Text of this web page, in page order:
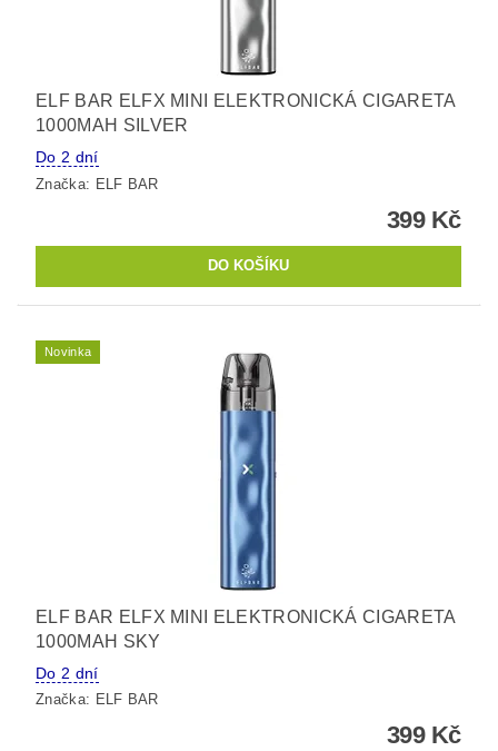
ELF BAR ELFX MINI ELEKTRONICKÁ CIGARETA
1000MAH SILVER
Do 2 dní
Značka: ELF BAR
399 Kč
Novinka
ELF BAR ELFX MINI ELEKTRONICKÁ CIGARETA
1000MAH SKY
Do 2 dní
Značka: ELF BAR
399 Kč